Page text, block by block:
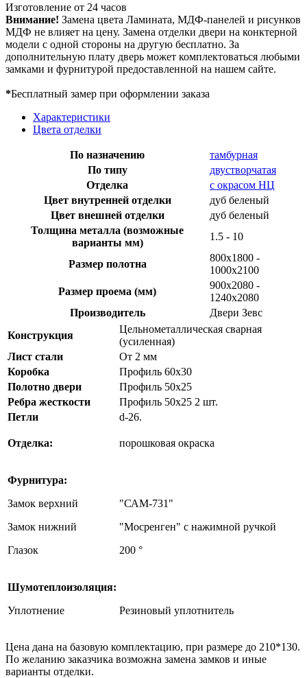
Изготовление от 24 часов
Внимание! Замена цвета Ламината, МДФ-панелей и рисунков
МДФ не влияет на цену. Замена отделки двери на конктерной
модели с одной стороны на другую бесплатно. За
дополнительную плату дверь может комплектоваться любыми
замками и фурнитурой предоставленной на нашем сайте.
*Бесплатный замер при оформлении заказа
Характеристики
Цвета отделки
По назначению
тамбурная
По типу
двустворчатая
Отделка
с окрасом НЦ
Цвет внутренней отделки
дуб беленый
Цвет внешней отделки
дуб беленый
Толщина металла (возможные
варианты мм)
1.5 - 10
Размер полотна
800x1800 -
1000x2100
Размер проема (мм)
900х2080 -
1240х2080
Производитель
Двери Зевс
Конструкция
Цельнометаллическая сварная
(усиленная)
Лист стали
От 2 мм
Коробка
Профиль 60х30
Полотно двери
Профиль 50х25
Ребра жесткости
Профиль 50х25 2 шт.
Петли
d-26.
Отделка: порошковая окраска
Фурнитура:
Замок верхний
Замок нижний
Глазок
"САМ-731"
"Мосренген" с нажимной ручкой
200 °
Шумотеплоизоляция:
Уплотнение
Резиновый уплотнитель
Цена дана на базовую комплектацию, при размере до 210*130.
По желанию заказчика возможна замена замков и иные
варианты отделки.